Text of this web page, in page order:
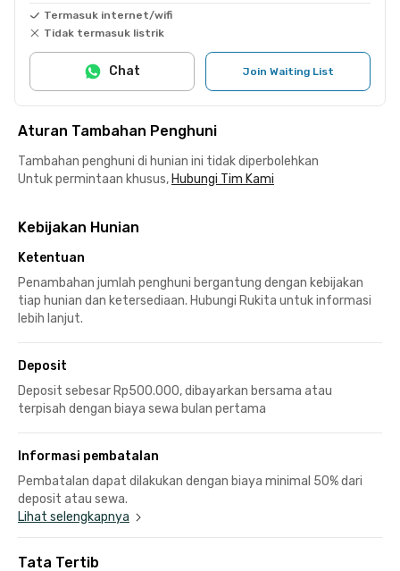
Termasuk internet/wifi
Tidak termasuk listrik
Join Waiting List
Chat
Aturan Tambahan Penghuni
Tambahan penghuni di hunian ini tidak diperbolehkan
Untuk permintaan khusus, Hubungi Tim Kami
Kebijakan Hunian
Ketentuan
Penambahan jumlah penghuni bergantung dengan kebijakan
tiap hunian dan ketersediaan. Hubungi Rukita untuk informasi
lebih lanjut.
Deposit
Deposit sebesar Rp500.000, dibayarkan bersama atau
terpisah dengan biaya sewa bulan pertama
Informasi pembatalan
Pembatalan dapat dilakukan dengan biaya minimal 50% dari
deposit atau sewa.
Lihat selengkapnya
Tata Tertib